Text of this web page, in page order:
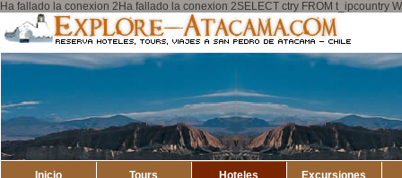
Ha fallado la conexion 2Ha fallado la conexion 2SELECT ctry FROM t_ipcountry
Mapa del Sitio
Inicio Tours Hoteles Excursiones